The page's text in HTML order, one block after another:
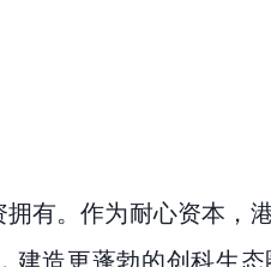
有。作为耐心资本，
建造更蓬勃的创科生